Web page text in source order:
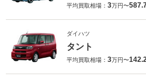
平均買取相場： 3万円〜
ダイハツ
タント
平均買取相場： 3万円〜